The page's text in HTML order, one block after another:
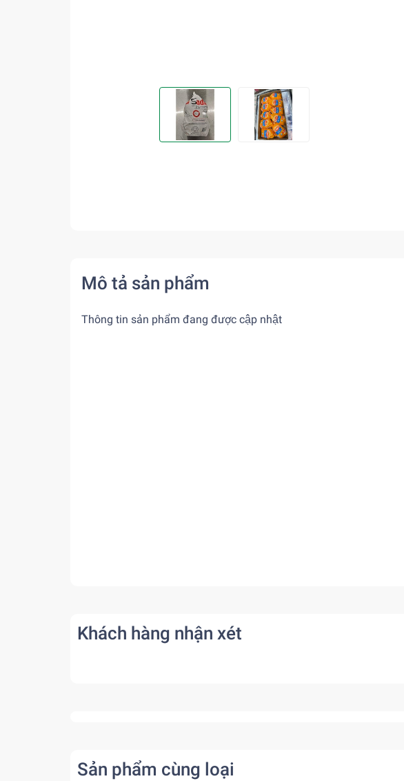
Mô tả sản phẩm
Thông tin sản phẩm đang được cập nhật
Khách hàng nhận xét
Sản phẩm cùng loại